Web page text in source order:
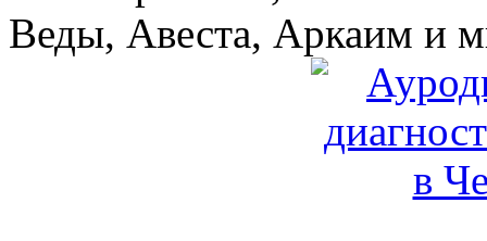
Веды, Авеста, Аркаим и